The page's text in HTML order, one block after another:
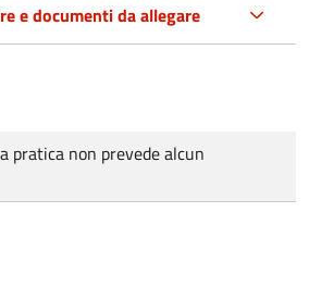
e documenti da allegare
pratica non prevede alcun